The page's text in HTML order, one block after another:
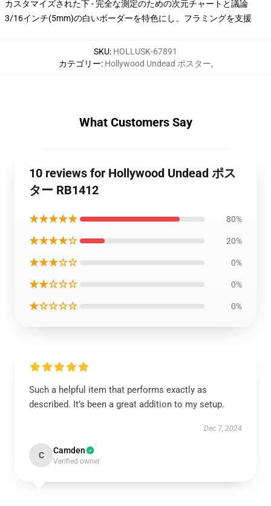
カスタマイズされた下 - 完全な測定のための次元チャートと議論
3/16インチ(5mm)の白いボーダーを特色にし、フラミングを支援
SKU: HOLLUSK-67891
カテゴリー: Hollywood Undead ポスター,
What Customers Say
10 reviews for Hollywood Undead ポス
ター RB1412
★★★★★ 80%
★★★★☆ 20%
★★★☆☆ 0%
★★☆☆☆ 0%
★☆☆☆☆ 0%
Such a helpful item that performs exactly as
described. It’s been a great addition to my setup.
Dec 7, 2024
C Camden
Verified owner